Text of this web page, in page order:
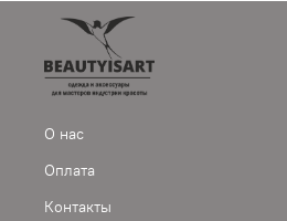
О нас
Оплата
Контакты